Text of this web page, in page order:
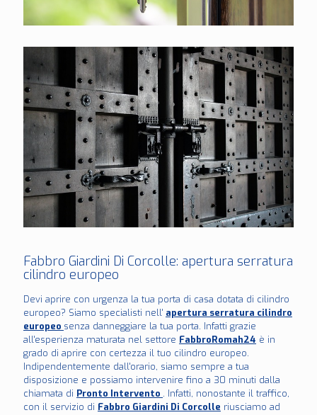
Fabbro Giardini Di Corcolle: apertura serratura
cilindro europeo
Devi aprire con urgenza la tua porta di casa dotata di cilindro
europeo? Siamo specialisti nell' apertura serratura cilindro
europeo senza danneggiare la tua porta. Infatti grazie
all'esperienza maturata nel settore FabbroRomah24 è in
grado di aprire con certezza il tuo cilindro europeo.
Indipendentemente dall'orario, siamo sempre a tua
disposizione e possiamo intervenire fino a 30 minuti dalla
chiamata di Pronto Intervento . Infatti, nonostante il traffico,
con il servizio di Fabbro Giardini Di Corcolle riusciamo ad